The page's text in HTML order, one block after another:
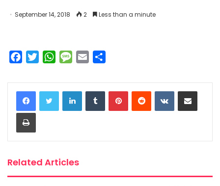
September 14, 2018 2 Less than a minute
c
e
b
o
o
i
t
t
W
a
t
s
M
s
s
a
a
i
a
r
e
LinkedInTumblrPinterestReddit VKontakteShare via Email
Print
Related Articles